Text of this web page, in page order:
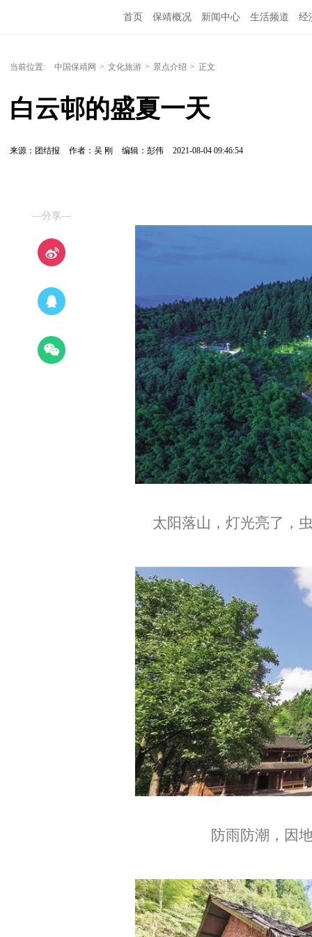
首页 保靖概况 新闻中心 生活频道 经
当前位置: 中国保靖网 > 文化旅游 > 景点介绍 > 正文
白云邨的盛夏一天
来源：团结报 作者：吴 刚 编辑：彭伟 2021-08-04 09:46:54
—分享—
太阳落山，灯光亮了，
防雨防潮，因